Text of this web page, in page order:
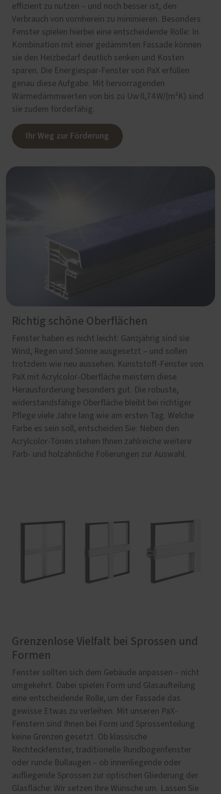
effizient zu nutzen – und noch besser ist, den
Verbrauch von vornherein zu minimieren. Besonders
Fenster spielen hierbei eine entscheidende Rolle: In
Kombination mit einer gedämmten Fassade können
sie den Heizbedarf deutlich senken und Kosten
sparen. Die Energiespar-Fenster von PaX erfüllen
genau diese Aufgabe. Mit hervorragenden
Wärmedämmwerten von bis zu Uw 0,74 W/(m²K) sind
sie zudem förderfähig.
Ihr Weg zur Förderung
Richtig schöne Oberflächen
Fenster haben es nicht leicht: Ganzjährig sind sie
Wind, Regen und Sonne ausgesetzt – und sollen
trotzdem wie neu aussehen. Kunststoff-Fenster von
PaX mit Acrylcolor-Oberfläche meistern diese
Herausforderung besonders gut. Die robuste,
widerstandsfähige Oberfläche bleibt bei richtiger
Pflege viele Jahre lang wie am ersten Tag. Welche
Farbe es sein soll, entscheiden Sie: Neben den
Acrylcolor-Tönen stehen Ihnen zahlreiche weitere
Farb- und holzähnliche Folierungen zur Auswahl.
Grenzenlose Vielfalt bei Sprossen und
Formen
Fenster sollten sich dem Gebäude anpassen – nicht
umgekehrt. Dabei spielen Form und Glasaufteilung
eine entscheidende Rolle, um der Fassade das
gewisse Etwas zu verleihen. Mit unseren PaX-
Fenstern sind Ihnen bei Form und Sprossenteilung
keine Grenzen gesetzt. Ob klassische
Rechteckfenster, traditionelle Rundbogenfenster
oder runde Bullaugen – ob innenliegende oder
aufliegende Sprossen zur optischen Gliederung der
Glasfläche: Wir setzen Ihre Wünsche um. Lassen Sie